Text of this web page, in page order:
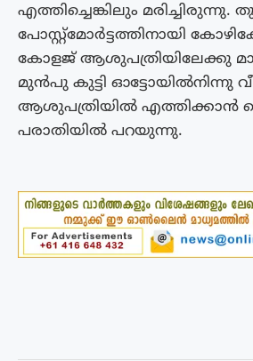
എത്തിച്ചെങ്കിലും
പോസ്റ്റ്മോർട്ടത്തിനായി
കോളജ് ആശുപത്രിയിലേക്കു
മുൻപു കുട്ടി ഓട്ടോയിൽനിന്നു
ആശുപത്രിയിൽ എത്തിക്കാൻ
പരാതിയിൽ പറയുന്നു.